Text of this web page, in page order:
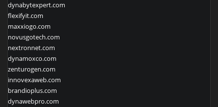
dynabytexpert.com
flexifyit.com
maxxiogo.com
novusgotech.com
nextronnet.com
dynamoxco.com
zenturogen.com
innovexaweb.com
brandioplus.com
dynawebpro.com